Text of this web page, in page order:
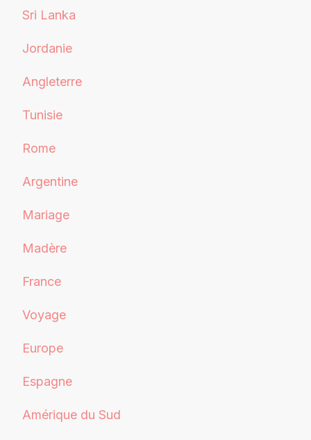
Sri Lanka
Jordanie
Angleterre
Tunisie
Rome
Argentine
Mariage
Madère
France
Voyage
Europe
Espagne
Amérique du Sud